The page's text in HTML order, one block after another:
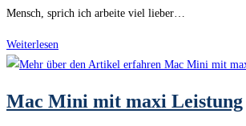
Mensch, sprich ich arbeite viel lieber…
Weiterlesen
Trackpad:
Erfahrungen
Mac Mini mit maxi Leistung